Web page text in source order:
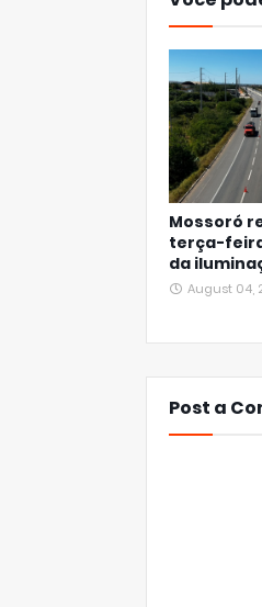
Mossoró
terça-
da
August 04,
Post a